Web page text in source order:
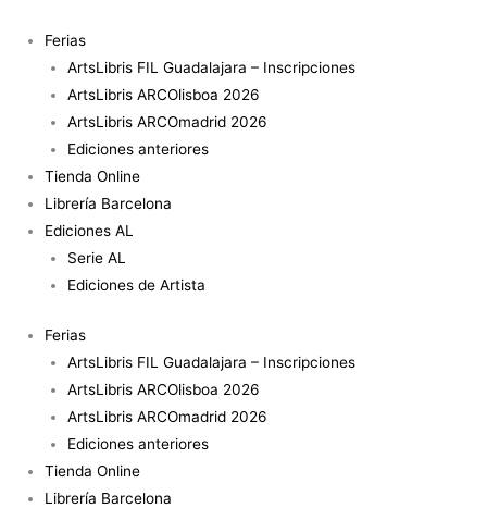
contenido
Ferias
ArtsLibris FIL Guadalajara – Inscripciones
ArtsLibris ARCOlisboa 2026
ArtsLibris ARCOmadrid 2026
Ediciones anteriores
Tienda Online
Librería Barcelona
Ediciones AL
Serie AL
Ediciones de Artista
Ferias
ArtsLibris FIL Guadalajara – Inscripciones
ArtsLibris ARCOlisboa 2026
ArtsLibris ARCOmadrid 2026
Ediciones anteriores
Tienda Online
Librería Barcelona